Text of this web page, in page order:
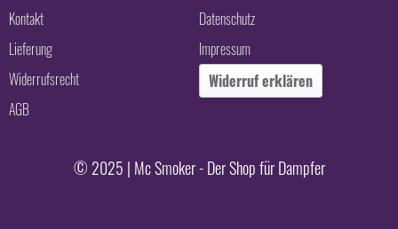
Kontakt
Lieferung
Widerrufsrecht
AGB
Datenschutz
Impressum
Widerruf erklären
© 2025 | Mc Smoker - Der Shop für Dampfer